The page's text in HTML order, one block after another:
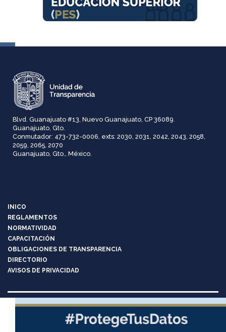
Blvd. Guanajuato #13, Nuevo Guanajuato, CP 36089.
Guanajuato, Gto.
Conmutador: 473-732-0006, exts: 2030, 2031, 2042, 2043, 2058,
2059, 2065, 2070
Guanajuato, Gto., México.
INICO
REGLAMENTOS
NORMATIVIDAD
CAPACITACIÓN
OBLIGACIONES DE TRANSPARENCIA
DIRECTORIO
AVISOS DE PRIVACIDAD